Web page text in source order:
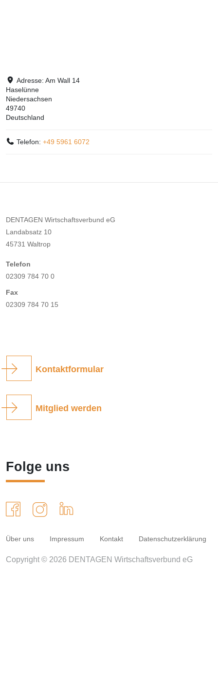
Adresse:Am Wall 14
Haselünne
Niedersachsen
49740
Deutschland
Telefon:+49 5961 6072
DENTAGEN Wirtschaftsverbund eG
Landabsatz 10
45731 Waltrop
Telefon
02309 784 70 0
Fax
02309 784 70 15
Kontaktformular
Mitglied werden
Folge uns
Über uns Impressum Kontakt Datenschutzerklärung
Copyright © 2026 DENTAGEN Wirtschaftsverbund eG